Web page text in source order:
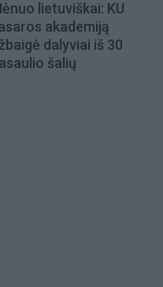
lietuviškai: KU
akademiją
dalyviai iš 30
šalių